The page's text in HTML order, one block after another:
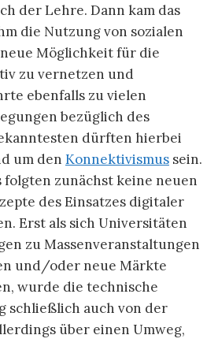
der Lehre. Dann kam das
die Nutzung von sozialen
Möglichkeit für die
zu vernetzen und
ebenfalls zu vielen
bezüglich des
dürften hierbei
um den Konnektivismus sein.
folgten zunächst keine neuen
des Einsatzes digitaler
Erst als sich Universitäten
zu Massenveranstaltungen
und/oder neue Märkte
wurde die technische
schließlich auch von der
über einen Umweg,